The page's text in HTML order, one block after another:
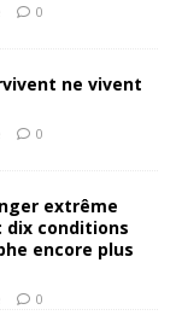
0
ne vivent
0
extrême
dix conditions
encore plus
0